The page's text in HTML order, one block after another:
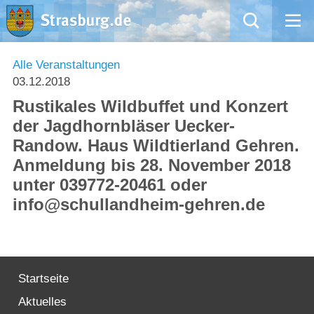
Mängelmeldung
Rathaus
Natur – Kultur – Tourismus
Wirtschaft
Willkommen in Strasburg (Uckermark)
Alle Veranstaltungen
03.12.2018
Rustikales Wildbuffet und Konzert
der Jagdhornbläser Uecker-
Randow. Haus Wildtierland Gehren.
Anmeldung bis 28. November 2018
unter 039772-20461 oder
info@schullandheim-gehren.de
Startseite
Aktuelles